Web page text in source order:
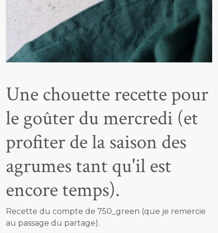
Une chouette recette pour
le goûter du mercredi (et
profiter de la saison des
agrumes tant qu'il est
encore temps).
Recette du compte de 750_green (que je remercie
au passage du partage).